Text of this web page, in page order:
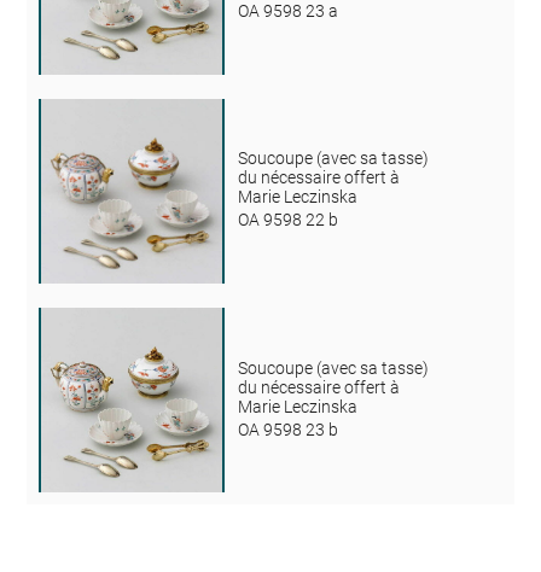
OA 9598 23 a
Soucoupe (avec sa tasse)
du nécessaire offert à
Marie Leczinska
OA 9598 22 b
Soucoupe (avec sa tasse)
du nécessaire offert à
Marie Leczinska
OA 9598 23 b